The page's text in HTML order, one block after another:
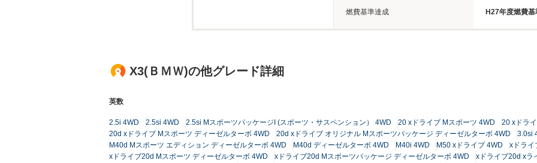
燃費基準達成 H27年度燃費
X3(ＢＭＷ)の他グレード詳細
英数
2.5i 4WD 2.5si 4WD 2.5si MスポーツパッケージI (スポーツ・サスペンション） 4WD 20 xドライブ Mスポーツ 4WD
20 xドラ
20d xドライブ Mスポーツ ディーゼルターボ 4WD
20d xドライブ オリジナル Mスポーツパッケージ ディーゼルターボ 4WD
3.0si
M40d Mスポーツ エディション ディーゼルターボ 4WD
M40d ディーゼルターボ 4WD M40i 4WD M50 xドライブ 4WD
xドライ
xドライブ20d Mスポーツ ディーゼルターボ 4WD
xドライブ20d Mスポーツパッケージ ディーゼルターボ 4WD
xドライブ20d xラ